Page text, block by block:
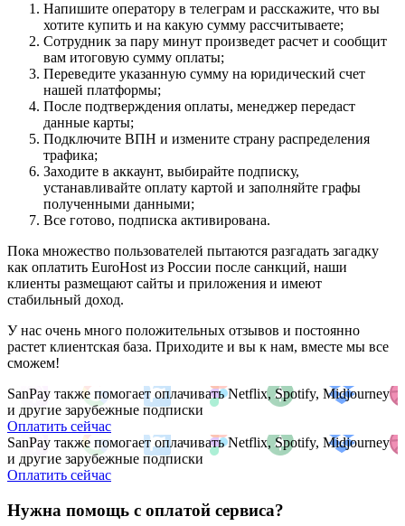
Напишите оператору в телеграм и расскажите, что вы
хотите купить и на какую сумму рассчитываете;
Сотрудник за пару минут произведет расчет и сообщит
вам итоговую сумму оплаты;
Переведите указанную сумму на юридический счет
нашей платформы;
После подтверждения оплаты, менеджер передаст
данные карты;
Подключите ВПН и измените страну распределения
трафика;
Заходите в аккаунт, выбирайте подписку,
устанавливайте оплату картой и заполняйте графы
полученными данными;
Все готово, подписка активирована.
Пока множество пользователей пытаются разгадать загадку
как оплатить EuroHost из России после санкций, наши
клиенты размещают сайты и приложения и имеют
стабильный доход.
У нас очень много положительных отзывов и постоянно
растет клиентская база. Приходите и вы к нам, вместе мы все
сможем!
SanPay также помогает оплачивать Netflix, Spotify, Midjourney
и другие зарубежные подписки
Оплатить сейчас
SanPay также помогает оплачивать Netflix, Spotify, Midjourney
и другие зарубежные подписки
Оплатить сейчас
Нужна помощь с оплатой сервиса?